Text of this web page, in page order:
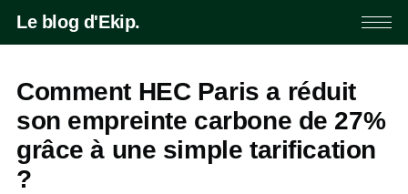
Le blog d'Ekip.
Comment HEC Paris a réduit
son empreinte carbone de 27%
grâce à une simple tarification
?